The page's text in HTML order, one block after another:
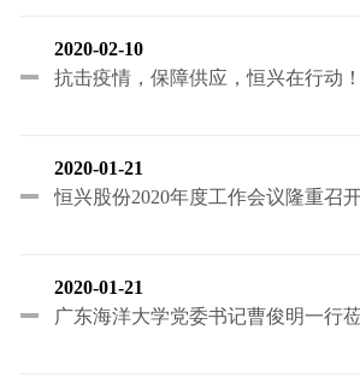
2020-02-10
抗击疫情，保障供应，恒兴在行动！
2020-01-21
恒兴股份2020年度工作会议隆重召
2020-01-21
广东海洋大学党委书记曹俊明一行莅临